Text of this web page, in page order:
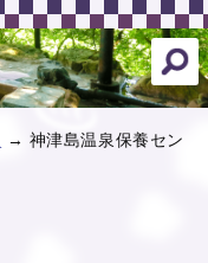
→ 神津島温泉保養セン